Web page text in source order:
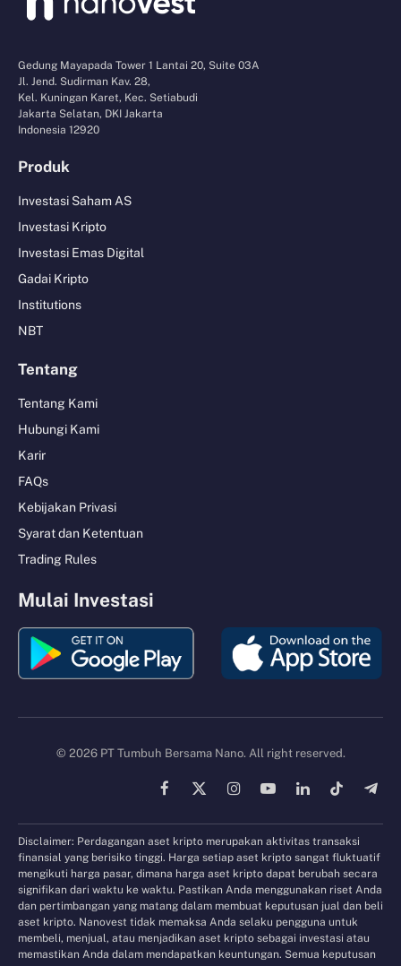
Gedung Mayapada Tower 1 Lantai 20, Suite 03A
Jl. Jend. Sudirman Kav. 28,
Kel. Kuningan Karet, Kec. Setiabudi
Jakarta Selatan, DKI Jakarta
Indonesia 12920
Produk
Investasi Saham AS
Investasi Kripto
Investasi Emas Digital
Gadai Kripto
Institutions
NBT
Tentang
Tentang Kami
Hubungi Kami
Karir
FAQs
Kebijakan Privasi
Syarat dan Ketentuan
Trading Rules
Mulai Investasi
© 2026 PT Tumbuh Bersama Nano. All right reserved.
Facebook
X
InstagramYouTubeLinkedInTikTok
Disclaimer: Perdagangan aset kripto merupakan aktivitas transaksi
finansial yang berisiko tinggi. Harga setiap aset kripto sangat fluktuatif
mengikuti harga pasar, dimana harga aset kripto dapat berubah secara
signifikan dari waktu ke waktu. Pastikan Anda menggunakan riset Anda
dan pertimbangan yang matang dalam membuat keputusan jual dan beli
aset kripto. Nanovest tidak memaksa Anda selaku pengguna untuk
membeli, menjual, atau menjadikan aset kripto sebagai investasi atau
memastikan Anda dalam mendapatkan keuntungan. Semua keputusan